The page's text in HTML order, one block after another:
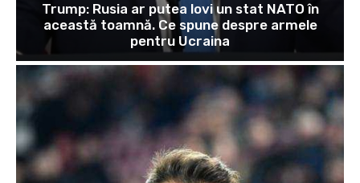
Trump: Rusia ar putea lovi un stat NATO în
această toamnă. Ce spune despre armele
pentru Ucraina